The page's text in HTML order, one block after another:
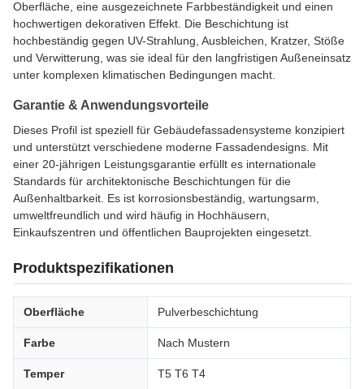
Oberfläche, eine ausgezeichnete Farbbeständigkeit und einen
hochwertigen dekorativen Effekt. Die Beschichtung ist
hochbeständig gegen UV-Strahlung, Ausbleichen, Kratzer, Stöße
und Verwitterung, was sie ideal für den langfristigen Außeneinsatz
unter komplexen klimatischen Bedingungen macht.
Garantie & Anwendungsvorteile
Dieses Profil ist speziell für Gebäudefassadensysteme konzipiert
und unterstützt verschiedene moderne Fassadendesigns. Mit
einer 20-jährigen Leistungsgarantie erfüllt es internationale
Standards für architektonische Beschichtungen für die
Außenhaltbarkeit. Es ist korrosionsbeständig, wartungsarm,
umweltfreundlich und wird häufig in Hochhäusern,
Einkaufszentren und öffentlichen Bauprojekten eingesetzt.
Produktspezifikationen
Oberfläche Pulverbeschichtung
Farbe Nach Mustern
Temper T5 T6 T4